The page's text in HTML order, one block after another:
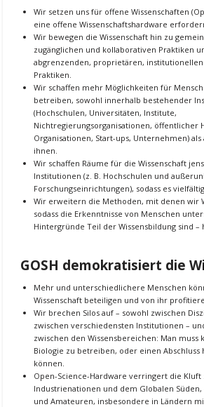
Wir setzen uns für offene Wissenschaften
eine offene Wissenschaftshardware
Wir bewegen die Wissenschaft hin zu
zugänglichen und kollaborativen Praktiken
abgrenzenden, proprietären,
Praktiken.
Wir schaffen mehr Möglichkeiten für
betreiben, sowohl innerhalb bestehender
(Hochschulen, Universitäten, Institute,
Nichtregierungsorganisationen, öffentlicher
Organisationen, Start-ups, Unternehmen)
ihnen.
Wir schaffen Räume für die Wissenschaft
Institutionen (z. B. Hochschulen und
Forschungseinrichtungen), sodass es
Wir erweitern die Methoden, mit denen wir
sodass die Erkenntnisse von Menschen
Hintergründe Teil der Wissensbildung sind
GOSH demokratisiert die
Mehr und unterschiedlichere Menschen
Wissenschaft beteiligen und von ihr
Wir brechen Silos auf – sowohl zwischen
zwischen verschiedensten Institutionen –
zwischen den Wissensbereichen: Man muss
Biologie zu betreiben, oder einen Abschluss
können.
Open-Science-Hardware verringert die Kluft
Industrienationen und dem Globalen
und Amateuren, insbesondere in Ländern